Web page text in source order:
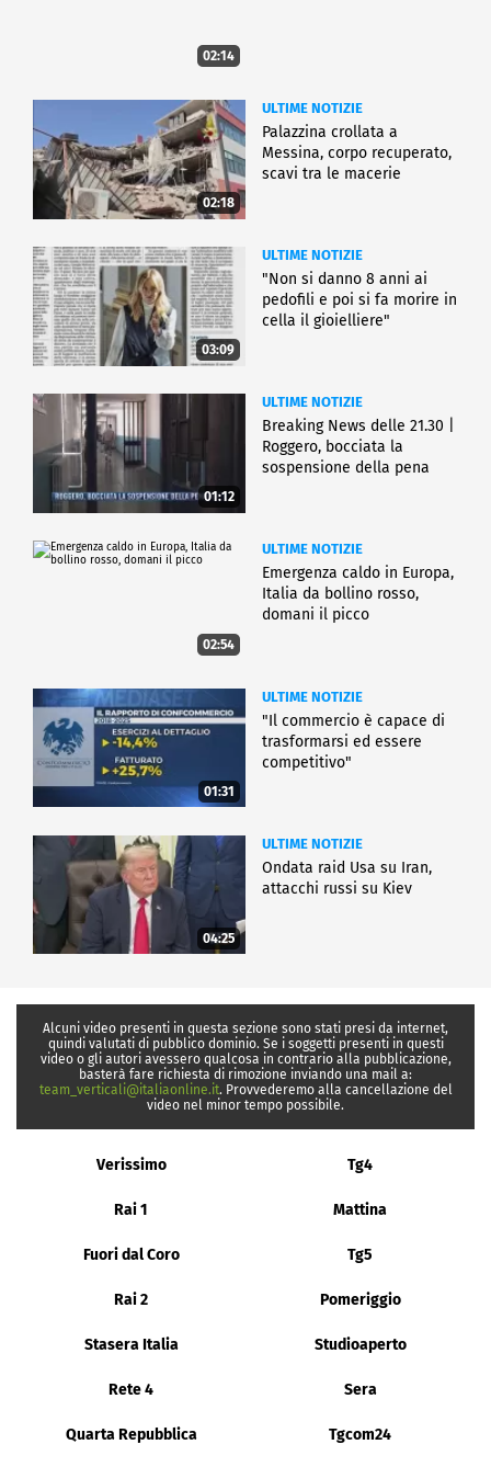
02:14
02:18
ULTIME NOTIZIE
Palazzina crollata a
Messina, corpo recuperato,
scavi tra le macerie
03:09
ULTIME NOTIZIE
"Non si danno 8 anni ai
pedofili e poi si fa morire in
cella il gioielliere"
01:12
ULTIME NOTIZIE
Breaking News delle 21.30 |
Roggero, bocciata la
sospensione della pena
02:54
ULTIME NOTIZIE
Emergenza caldo in Europa,
Italia da bollino rosso,
domani il picco
01:31
ULTIME NOTIZIE
"Il commercio è capace di
trasformarsi ed essere
competitivo"
04:25
ULTIME NOTIZIE
Ondata raid Usa su Iran,
attacchi russi su Kiev
Alcuni video presenti in questa sezione sono stati presi da internet,
quindi valutati di pubblico dominio. Se i soggetti presenti in questi
video o gli autori avessero qualcosa in contrario alla pubblicazione,
basterà fare richiesta di rimozione inviando una mail a:
team_verticali@italiaonline.it. Provvederemo alla cancellazione del
video nel minor tempo possibile.
Verissimo Tg4
Rai 1 Mattina
Fuori dal Coro Tg5
Rai 2 Pomeriggio
Stasera Italia Studioaperto
Rete 4 Sera
Quarta Repubblica Tgcom24